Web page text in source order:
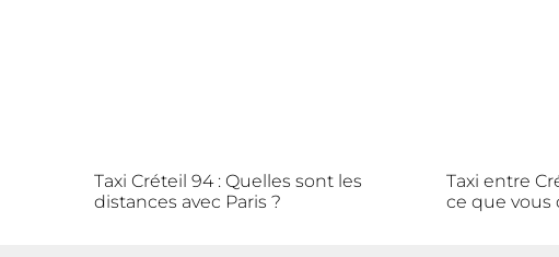
Taxi Créteil 94 : Quelles sont les
distances avec Paris ?
Taxi entre
ce que vous